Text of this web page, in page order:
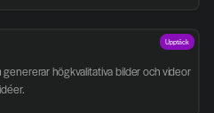
högkvalitativa bilder och videor
Upptäck